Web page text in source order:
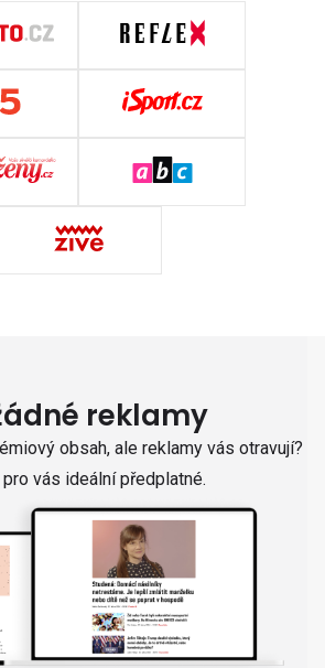
reklamy
obsah, ale reklamy vás otravují?
vás ideální předplatné.